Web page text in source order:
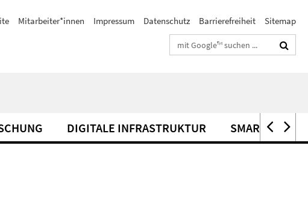
Mitarbeiter*innen Impressum Datenschutz Barrierefreiheit
Sitemap
Suchbegriffe
DIGITALE INFRASTRUKTUR SMART-E-